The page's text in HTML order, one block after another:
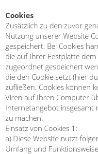
Cookies
Zusätzlich zu den zuvor
Nutzung unserer Website
gespeichert. Bei Cookies
die auf Ihrer Festplatte
zugeordnet gespeichert
die den Cookie setzt (hier
zufließen. Cookies können
Viren auf Ihren Computer
Internetangebot
zu machen.
Einsatz von Cookies 1:
a) Diese Website nutzt
Umfang und